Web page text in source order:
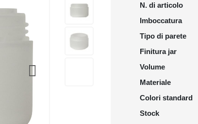
N. di articolo
Imboccatura
Tipo di parete
Finitura jar
Volume
Materiale
Colori standard
Stock